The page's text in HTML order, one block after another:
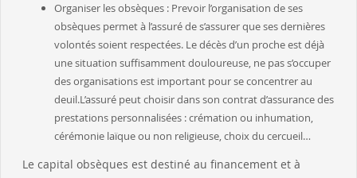
Organiser les obsèques : Prevoir l’organisation de ses
obsèques permet à l’assuré de s’assurer que ses dernières
volontés soient respectées. Le décès d’un proche est déjà
une situation suffisamment douloureuse, ne pas s’occuper
des organisations est important pour se concentrer au
deuil.L’assuré peut choisir dans son contrat d’assurance des
prestations personnalisées : crémation ou inhumation,
cérémonie laïque ou non religieuse, choix du cercueil…
Le capital obsèques est destiné au financement et à